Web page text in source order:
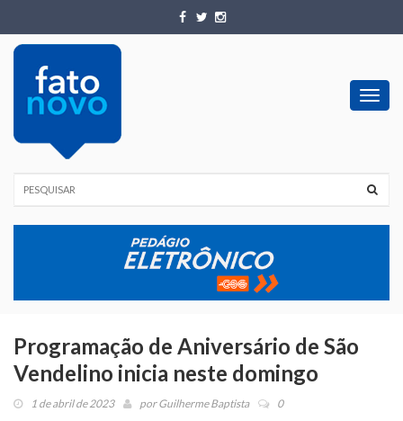
Programação de Aniversário de São
Vendelino inicia neste domingo
1 de abril de 2023 porGuilherme Baptista 0